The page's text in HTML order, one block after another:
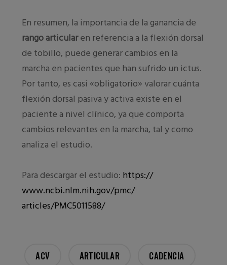
En resumen, la importancia de la ganancia de
rango articularen referencia a la flexión dorsal
de tobillo, puede generar cambios en la
marcha en pacientes que han sufrido un ictus.
Por tanto, es casi «obligatorio» valorar cuánta
flexión dorsal pasiva y activa existe en el
paciente a nivel clínico, ya que comporta
cambios relevantes en la marcha, tal y como
analiza el estudio.
Para descargar el estudio: https://
www.ncbi.nlm.nih.gov/pmc/
articles/PMC5011588/
ACV ARTICULAR CADENCIA